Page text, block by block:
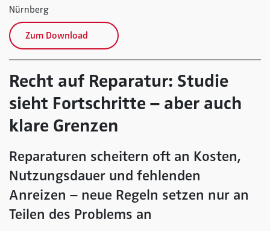
Nürnberg
Zum Download
Recht auf Reparatur: Studie
sieht Fortschritte – aber auch
klare Grenzen
Reparaturen scheitern oft an Kosten,
Nutzungsdauer und fehlenden
Anreizen – neue Regeln setzen nur an
Teilen des Problems an